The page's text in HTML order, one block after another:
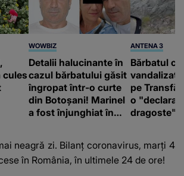
cules
WOWBIZ
Detalii halucinante în
cazul bărbatului găsit
îngropat într-o curte
din Botoșani! Marinel
a fost înjunghiat în
suspecți
ANTENA 3
Bărbatul
vandalizat
pe
o
dragoste"
neagră zi. Bilanț coronavirus, marți 4
în România, în ultimele 24 de ore!